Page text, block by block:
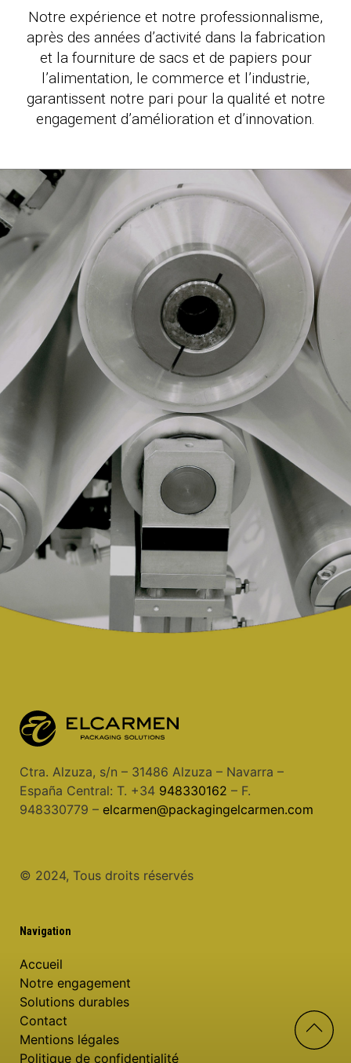
Notre expérience et notre professionnalisme,
après des années d’activité dans la fabrication
et la fourniture de sacs et de papiers pour
l’alimentation, le commerce et l’industrie,
garantissent notre pari pour la qualité et notre
engagement d’amélioration et d’innovation.
Ctra. Alzuza, s/n – 31486 Alzuza – Navarra –
España Central: T. +34 948330162 – F.
948330779 – elcarmen@packagingelcarmen.com
© 2024, Tous droits réservés
Navigation
Accueil
Notre engagement
Solutions durables
Contact
Mentions légales
Politique de confidentialité